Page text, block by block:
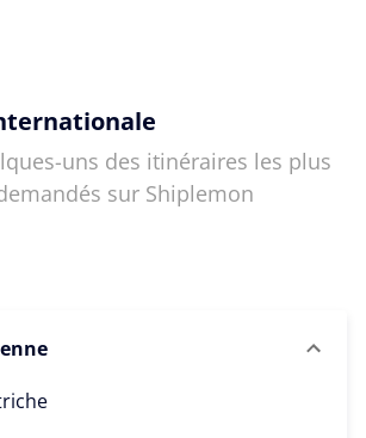
uns des itinéraires les plus
sur Shiplemon